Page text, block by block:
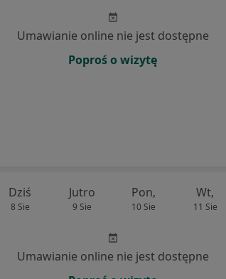
Umawianie online nie jest dostępne
Poproś o wizytę
Dziś
8 Sie
Jutro
9 Sie
Pon,
10 Sie
Wt,
11 Sie
Umawianie online nie jest dostępne